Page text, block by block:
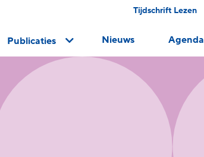
Tijdschrift Lezen
Publicaties Nieuws Agenda